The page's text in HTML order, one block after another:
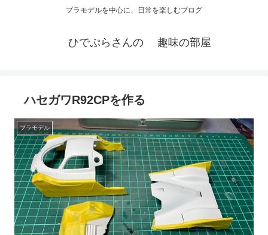
プラモデルを中心に、日常を楽しむブログ
ひでぷらさんの 趣味の部屋
ハセガワR92CPを作る
プラモデル